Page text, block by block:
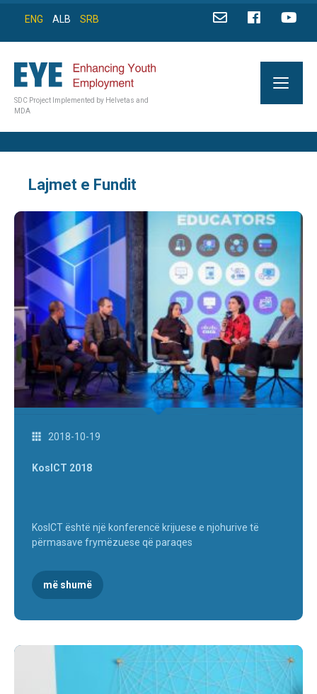
ENG ALB SRB
SDC Project Implemented by Helvetas and
MDA
Lajmet e Fundit
2018-10-19
KosICT 2018
KosICT është një konferencë krijuese e njohurive të
përmasave frymëzuese që paraqes
më shumë